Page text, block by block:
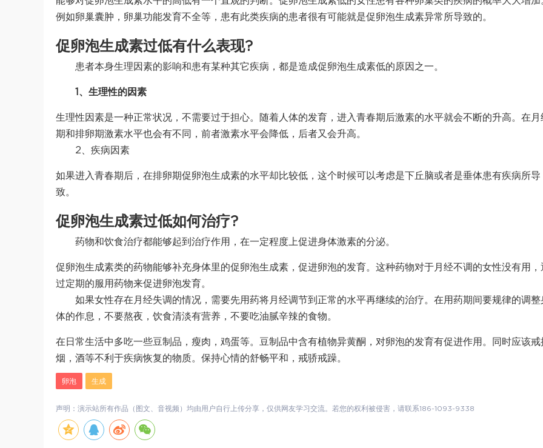
例如卵巢囊肿，卵巢功能发育不全等，患有此类疾病的患者很有可能就是促卵泡生成素异常所导致的。
促卵泡生成素过低有什么表现?
患者本身生理因素的影响和患有某种其它疾病，都是造成促卵泡生成素低的原因之一。
1、生理性的因素
生理性因素是一种正常状况，不需要过于担心。随着人体的发育，进入青春期后激素的水平就会不断的升高。在月
期和排卵期激素水平也会有不同，前者激素水平会降低，后者又会升高。
2、疾病因素
如果进入青春期后，在排卵期促卵泡生成素的水平却比较低，这个时候可以考虑是下丘脑或者是垂体患有疾病所导
致。
促卵泡生成素过低如何治疗?
药物和饮食治疗都能够起到治疗作用，在一定程度上促进身体激素的分泌。
促卵泡生成素类的药物能够补充身体里的促卵泡生成素，促进卵泡的发育。这种药物对于月经不调的女性没有用，
过定期的服用药物来促进卵泡发育。
如果女性存在月经失调的情况，需要先用药将月经调节到正常的水平再继续的治疗。在用药期间要规律的调整
体的作息，不要熬夜，饮食清淡有营养，不要吃油腻辛辣的食物。
在日常生活中多吃一些豆制品，瘦肉，鸡蛋等。豆制品中含有植物异黄酮，对卵泡的发育有促进作用。同时应该戒
烟，酒等不利于疾病恢复的物质。保持心情的舒畅平和，戒骄戒躁。
卵泡 生成
声明：演示站所有作品（图文、音视频）均由用户自行上传分享，仅供网友学习交流。若您的权利被侵害，请联系186-1093-9338